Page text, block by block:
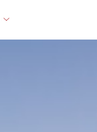
secondary